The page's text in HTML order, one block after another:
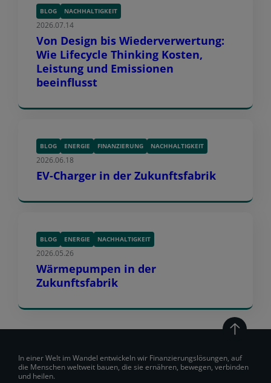
BLOG NACHHALTIGKEIT
2026.07.14
Von Design bis Wiederverwertung:
Wie Lifecycle Thinking Kosten,
Leistung und Emissionen
beeinflusst
BLOG ENERGIE FINANZIERUNG NACHHALTIGKEIT
2026.06.18
EV-Charger in der Zukunftsfabrik
BLOG ENERGIE NACHHALTIGKEIT
2026.05.26
Wärmepumpen in der
Zukunftsfabrik
In einer Welt im Wandel entwickeln wir Finanzierungslösungen, auf
die Menschen weltweit bauen, die sie ernähren, bewegen, verbinden
und heilen.